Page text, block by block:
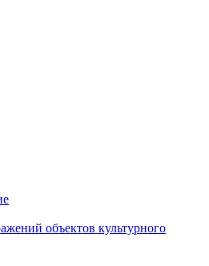
объектов культурного